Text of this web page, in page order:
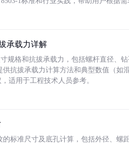
承载力详解
规格和抗拔承载力，包括螺杆直径、
供抗拔承载力计算方法和典型数值（如
适用于工程技术人员参考。
的标准尺寸及底孔计算，包括外径、螺